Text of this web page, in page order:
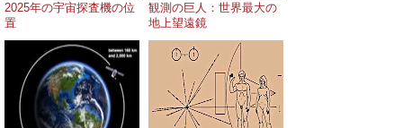
2025年の宇宙探査機の位
置
観測の巨人：世界最大の
地上望遠鏡